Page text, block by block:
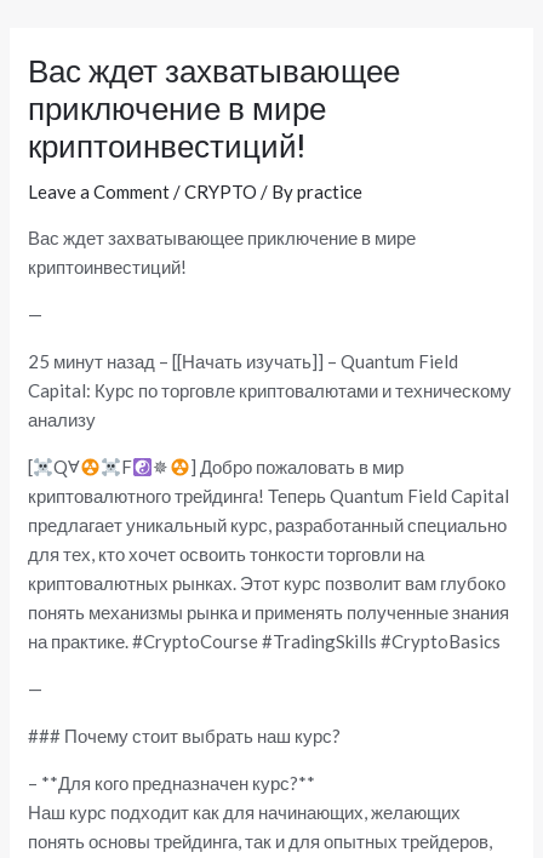
contentВас ждет захватывающее
приключение в мире
криптоинвестиций!
Leave a Comment/CRYPTO / Bypractice
Вас ждет захватывающее приключение в мире
криптоинвестиций!
—
25 минут назад – [[Начать изучать]] – Quantum Field
Capital: Курс по торговле криптовалютами и техническому
анализу
[ QⱯ F ✵
] Добро пожаловать в мир
криптовалютного трейдинга! Теперь Quantum Field Capital
предлагает уникальный курс, разработанный специально
для тех, кто хочет освоить тонкости торговли на
криптовалютных рынках. Этот курс позволит вам глубоко
понять механизмы рынка и применять полученные знания
на практике. #CryptoCourse #TradingSkills #CryptoBasics
—
### Почему стоит выбрать наш курс?
– **Для кого предназначен курс?**
Наш курс подходит как для начинающих, желающих
понять основы трейдинга, так и для опытных трейдеров,